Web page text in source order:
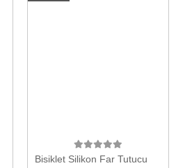
Bisiklet Silikon Far Tutucu